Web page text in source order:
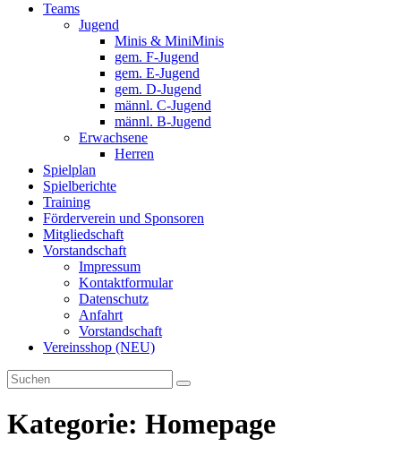
Teams
Jugend
Minis & MiniMinis
gem. F-Jugend
gem. E-Jugend
gem. D-Jugend
männl. C-Jugend
männl. B-Jugend
Erwachsene
Herren
Spielplan
Spielberichte
Training
Förderverein und Sponsoren
Mitgliedschaft
Vorstandschaft
Impressum
Kontaktformular
Datenschutz
Anfahrt
Vorstandschaft
Vereinsshop (NEU)
Kategorie: Homepage